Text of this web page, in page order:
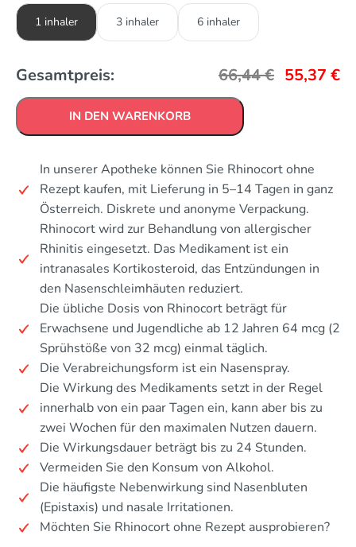
1 inhaler 3 inhaler 6 inhaler
Gesamtpreis: 66,44€ 55,37 €
IN DEN WARENKORB
In unserer Apotheke können Sie Rhinocort ohne
Rezept kaufen, mit Lieferung in 5–14 Tagen in ganz
Österreich. Diskrete und anonyme Verpackung.
Rhinocort wird zur Behandlung von allergischer
Rhinitis eingesetzt. Das Medikament ist ein
intranasales Kortikosteroid, das Entzündungen in
den Nasenschleimhäuten reduziert.
Die übliche Dosis von Rhinocort beträgt für
Erwachsene und Jugendliche ab 12 Jahren 64 mcg (2
Sprühstöße von 32 mcg) einmal täglich.
Die Verabreichungsform ist ein Nasenspray.
Die Wirkung des Medikaments setzt in der Regel
innerhalb von ein paar Tagen ein, kann aber bis zu
zwei Wochen für den maximalen Nutzen dauern.
Die Wirkungsdauer beträgt bis zu 24 Stunden.
Vermeiden Sie den Konsum von Alkohol.
Die häufigste Nebenwirkung sind Nasenbluten
(Epistaxis) und nasale Irritationen.
Möchten Sie Rhinocort ohne Rezept ausprobieren?